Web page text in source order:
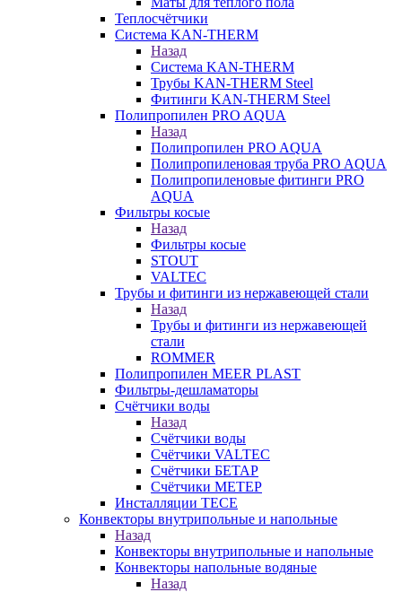
Теплосчётчики
Система KAN-THERM
Назад
Система KAN-THERM
Трубы KAN-THERM Steel
Фитинги KAN-THERM Steel
Полипропилен PRO AQUA
Назад
Полипропилен PRO AQUA
Полипропиленовая труба PRO AQUA
Полипропиленовые фитинги PRO
AQUA
Фильтры косые
Назад
Фильтры косые
STOUT
VALTEC
Трубы и фитинги из нержавеющей стали
Назад
Трубы и фитинги из нержавеющей
стали
ROMMER
Полипропилен MEER PLAST
Фильтры-дешламаторы
Счётчики воды
Назад
Счётчики воды
Счётчики VALTEC
Счётчики БЕТАР
Счётчики МЕТЕР
Инсталляции TECE
Конвекторы внутрипольные и напольные
Назад
Конвекторы внутрипольные и напольные
Конвекторы напольные водяные
Назад